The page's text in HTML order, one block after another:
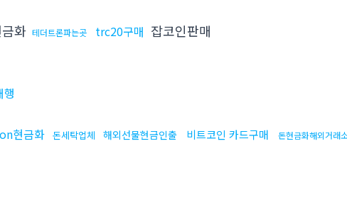
화 테더트론파는곳 trc20구매 잡코인판매
현금화 돈세탁업체 해외선물현금인출 비트코인 카드구매 돈현금화해외거래